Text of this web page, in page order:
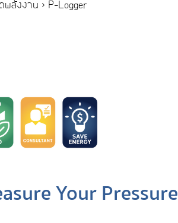
พลังงาน > P-Logger
Your Pressure